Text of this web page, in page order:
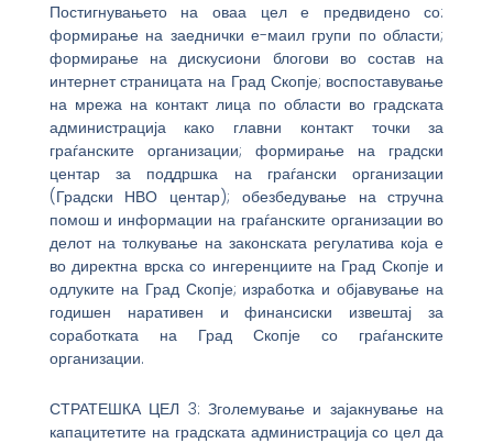
Постигнувањето на оваа цел е предвидено со:
формирање на заеднички е-маил групи по области;
формирање на дискусиони блогови во состав на
интернет страницата на Град Скопје; воспоставување
на мрежа на контакт лица по области во градската
администрација како главни контакт точки за
граѓанските организации; формирање на градски
центар за поддршка на граѓански организации
(Градски НВО центар); обезбедување на стручна
помош и информации на граѓанските организации во
делот на толкување на законската регулатива која е
во директна врска со ингеренциите на Град Скопје и
одлуките на Град Скопје; изработка и објавување на
годишен наративен и финансиски извештај за
соработката на Град Скопје со граѓанските
организации.
СТРАТЕШКА ЦЕЛ 3: Зголемување и зајакнување на
капацитетите на градската администрација со цел да